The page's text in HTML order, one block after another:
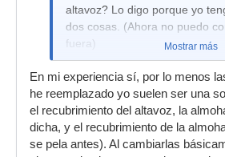
altavoz? Lo digo porque yo
dos cosas. (Ahora no puedo
fuera)
Mostrar más
En mi experiencia sí, por lo menos
he reemplazado yo suelen ser una
el recubrimiento del altavoz, la
dicha, y el recubrimiento de la
se pela antes). Al cambiarlas